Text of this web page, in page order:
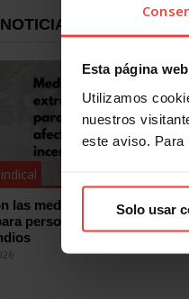
Esta página
Utilizamos
nuestros
este aviso. Para
Solo usar
las medidas de protección
personas afectadas por